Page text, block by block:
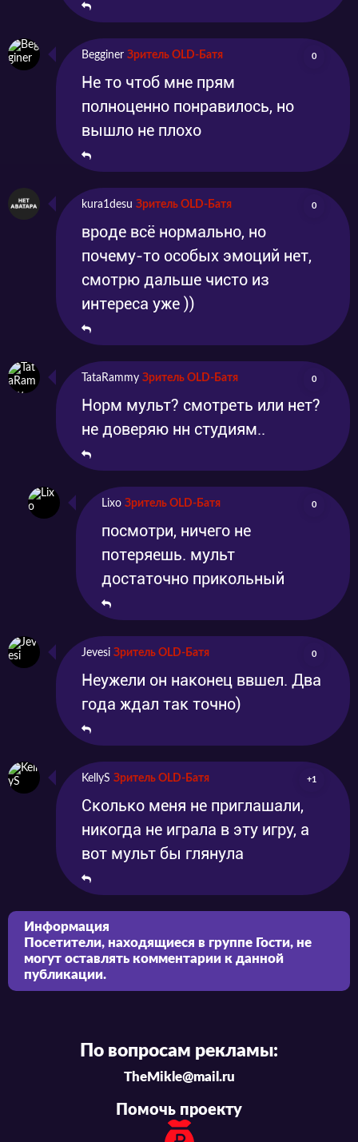
Begginer Зритель OLD-Батя 0
Не то чтоб мне прям
полноценно понравилось, но
вышло не плохо
kura1desu Зритель OLD-Батя 0
вроде всё нормально, но
почему-то особых эмоций нет,
смотрю дальше чисто из
интереса уже ))
TataRammy Зритель OLD-Батя 0
Норм мульт? смотреть или нет?
не доверяю нн студиям..
Lixo Зритель OLD-Батя 0
посмотри, ничего не
потеряешь. мульт
достаточно прикольный
Jevesi Зритель OLD-Батя 0
Неужели он наконец ввшел. Два
года ждал так точно)
KellyS Зритель OLD-Батя +1
Сколько меня не приглашали,
никогда не играла в эту игру, а
вот мульт бы глянула
Информация
Посетители, находящиеся в группе Гости, не
могут оставлять комментарии к данной
публикации.
По вопросам рекламы:
TheMikle@mail.ru
Помочь проекту